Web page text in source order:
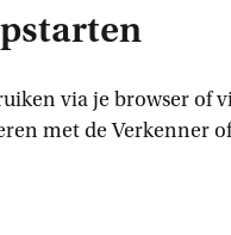
via je browser of
met de Verkenner